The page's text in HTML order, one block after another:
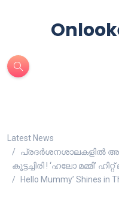
Latest News
പ്രദർശനശാലകളിൽ
കൂട്ടച്ചിരി ! ‘ഹലോ മമ്മി’ ഹിറ്റ്
Hello Mummy’ Shines in